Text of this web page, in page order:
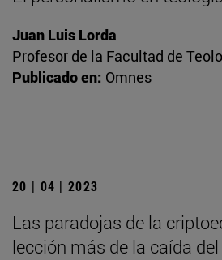
Juan Luis Lorda
Profesor de la Facultad de
Publicado en: Omnes
20 | 04 | 2023
Las paradojas de la
lección más de la caída del